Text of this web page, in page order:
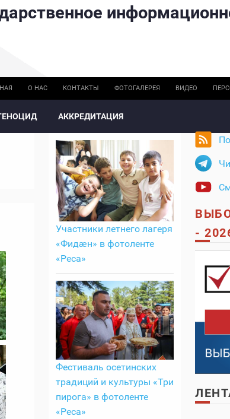
О НАС КОНТАКТЫ ФОТОГАЛЕРЕЯ ВИДЕО
АККРЕДИТАЦИЯ
Участники летнего лагеря
«Фидӕн» в фотоленте
«Реса»
Фестиваль осетинских
традиций и культуры «Три
пирога» в фотоленте
«Реса»
-